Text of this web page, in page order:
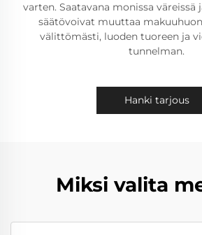
varten. Saatavana monissa väreissä
säätövoivat muuttaa
välittömästi, luoden tuoreen ja
tunnelman.
Hanki tarjous
Miksi valita